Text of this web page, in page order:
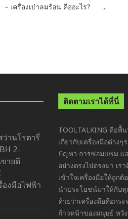
รื่องเป่าลมร้อน คืออะไร? ...
ว่านโรตารี่
2-
ายดี
องมือไฟฟ้า
ติดตามเราได้ที่นี่
TOOLTALKING คือพื้
เกี่ยวกับเครื่องมือต่างๆ
ปัญหา การซ่อมแซม แล
อย่างตรงไปตรงมา เร
เข้าใจเครื่องมือให้ถูก
นำประโยชน์มาให้กับทุ
ด้วยว่าเครื่องมือคือกร
ก้าวหน้าของมนุษย์ หวั